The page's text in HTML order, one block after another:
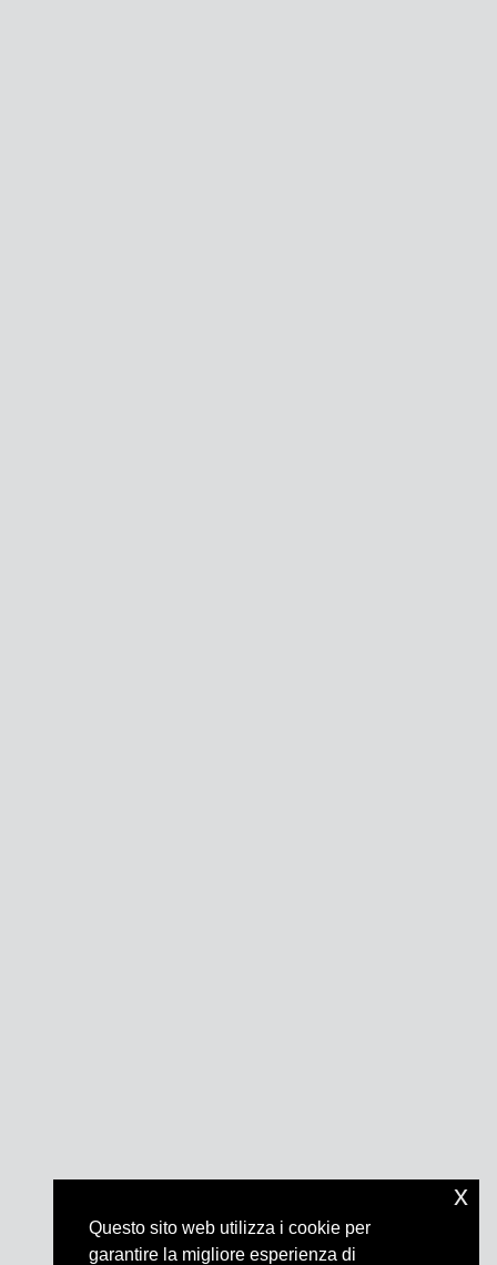
Questo sito web utilizza i cookie per
garantire la migliore esperienza di
x